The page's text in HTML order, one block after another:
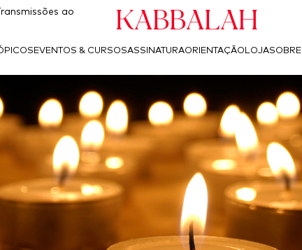
ao
Kabbalah
EVENTOS & CURSOSASSINATURAORIENTAÇÃO LOJASOBRE